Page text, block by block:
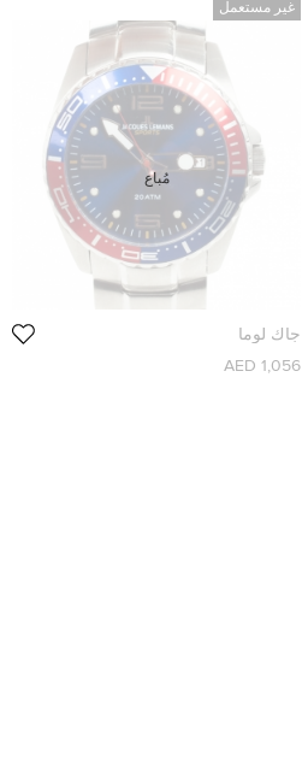
غير مستعمل
جاك لوما
1,056 AED
مُباع